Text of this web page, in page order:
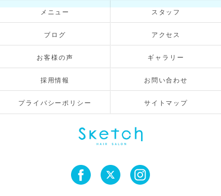
メニュー スタッフ
ブログ アクセス
お客様の声 ギャラリー
採用情報 お問い合わせ
プライバシーポリシー サイトマップ